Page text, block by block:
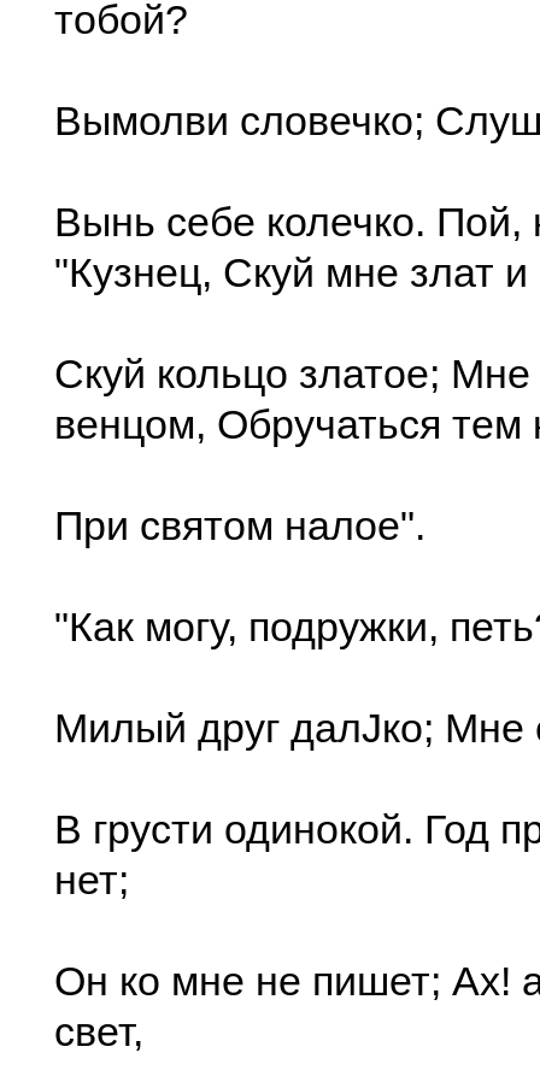
тобой?
Вымолви словечко;
Вынь себе колечко. Пой,
"Кузнец, Скуй мне злат
Скуй кольцо златое;
венцом, Обручаться тем
При святом налое".
"Как могу, подружки,
Милый друг далJко; Мне
В грусти одинокой. Год
нет;
Он ко мне не пишет; Ах!
свет,